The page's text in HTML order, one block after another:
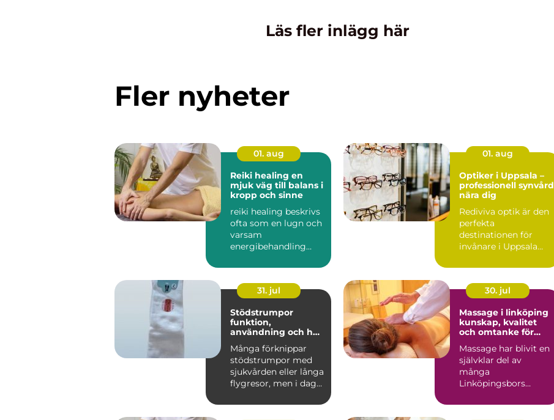
Läs fler inlägg här
Fler nyheter
01. aug
Reiki healing en
mjuk väg till balans i
kropp och sinne
reiki healing beskrivs
ofta som en lugn och
varsam
energibehandling
egen förmåg...
01. aug
Optiker i Uppsala –
professionell synvård
nära dig
Rediviva optik är den
perfekta
destinationen för
invånare i Uppsala
31. jul
Stödstrumpor
funktion,
användning och hur
Många förknippar
stödstrumpor med
sjukvården eller långa
flygresor, men i dag
h...
30. jul
Massage i linköping
kunskap, kvalitet
och omtanke för
Massage har blivit en
självklar del av
många
Linköpingsbors
hjälp för spända axl...